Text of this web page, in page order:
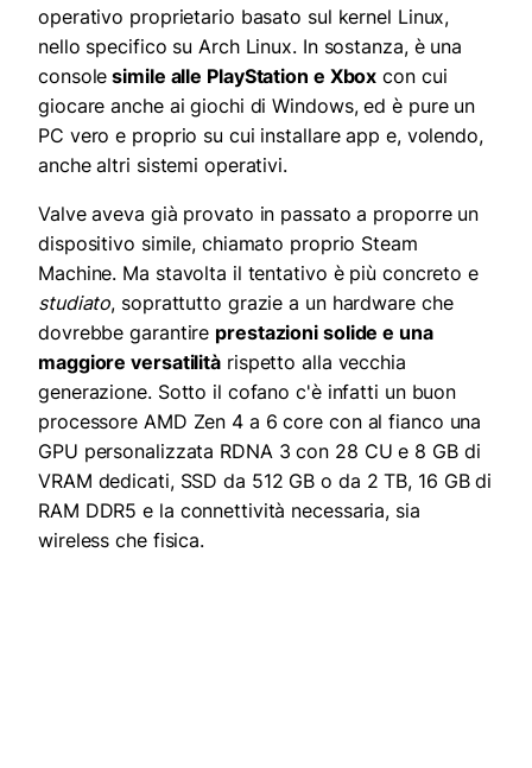
operativo proprietario basato sul kernel Linux,
nello specifico su Arch Linux. In sostanza, è una
console simile alle PlayStation e Xbox con cui
giocare anche ai giochi di Windows, ed è pure un
PC vero e proprio su cui installare app e, volendo,
anche altri sistemi operativi.
Valve aveva già provato in passato a proporre un
dispositivo simile, chiamato proprio Steam
Machine. Ma stavolta il tentativo è più concreto e
studiato, soprattutto grazie a un hardware che
dovrebbe garantire prestazioni solide e una
maggiore versatilità rispetto alla vecchia
generazione. Sotto il cofano c'è infatti un buon
processore AMD Zen 4 a 6 core con al fianco una
GPU personalizzata RDNA 3 con 28 CU e 8 GB di
VRAM dedicati, SSD da 512 GB o da 2 TB, 16 GB di
RAM DDR5 e la connettività necessaria, sia
wireless che fisica.